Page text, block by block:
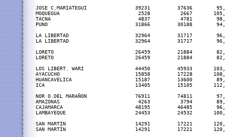
JOSE C.MARIATEGUI                39231         37636
MOQUEGUA                          2528          2667
TACNA                             4837          4781
PUNO                             31866         30188
LA LIBERTAD                      32964         31717
LA LIBERTAD                      32964         31717
LORETO                           26459         21884
LORETO                           26459         21884
LOS LIBERT. WARI                 44450         45933
AYACUCHO                         15858         17228
HUANCAVELICA                     15187         13600
ICA                              13405         15105
NOR O.DEL MARAÑON                76911         74811
AMAZONAS                          4263          3794
CAJAMARCA                        48195         46485
LAMBAYEQUE                       24453         24532
SAN MARTIN                       14291         17221
SAN MARTIN                       14291         17221